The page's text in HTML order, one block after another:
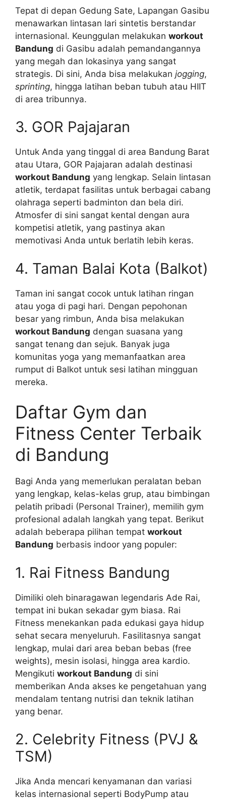
Tepat di depan Gedung Sate, Lapangan Gasibu
menawarkan lintasan lari sintetis berstandar
internasional. Keunggulan melakukan workout
Bandung di Gasibu adalah pemandangannya
yang megah dan lokasinya yang sangat
strategis. Di sini, Anda bisa melakukan jogging,
sprinting, hingga latihan beban tubuh atau HIIT
di area tribunnya.
3. GOR Pajajaran
Untuk Anda yang tinggal di area Bandung Barat
atau Utara, GOR Pajajaran adalah destinasi
workout Bandung yang lengkap. Selain lintasan
atletik, terdapat fasilitas untuk berbagai cabang
olahraga seperti badminton dan bela diri.
Atmosfer di sini sangat kental dengan aura
kompetisi atletik, yang pastinya akan
memotivasi Anda untuk berlatih lebih keras.
4. Taman Balai Kota (Balkot)
Taman ini sangat cocok untuk latihan ringan
atau yoga di pagi hari. Dengan pepohonan
besar yang rimbun, Anda bisa melakukan
workout Bandung dengan suasana yang
sangat tenang dan sejuk. Banyak juga
komunitas yoga yang memanfaatkan area
rumput di Balkot untuk sesi latihan mingguan
mereka.
Daftar Gym dan
Fitness Center Terbaik
di Bandung
Bagi Anda yang memerlukan peralatan beban
yang lengkap, kelas-kelas grup, atau bimbingan
pelatih pribadi (Personal Trainer), memilih gym
profesional adalah langkah yang tepat. Berikut
adalah beberapa pilihan tempat workout
Bandung berbasis indoor yang populer:
1. Rai Fitness Bandung
Dimiliki oleh binaragawan legendaris Ade Rai,
tempat ini bukan sekadar gym biasa. Rai
Fitness menekankan pada edukasi gaya hidup
sehat secara menyeluruh. Fasilitasnya sangat
lengkap, mulai dari area beban bebas (free
weights), mesin isolasi, hingga area kardio.
Mengikuti workout Bandung di sini
memberikan Anda akses ke pengetahuan yang
mendalam tentang nutrisi dan teknik latihan
yang benar.
2. Celebrity Fitness (PVJ &
TSM)
Jika Anda mencari kenyamanan dan variasi
kelas internasional seperti BodyPump atau